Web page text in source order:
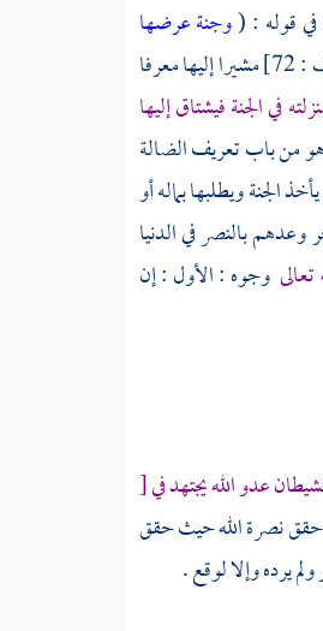
قوله : (وجنة عرضها
) [الزخرف : 72] مشيرا إليها معرفا
في الجنة فيشتاق إليها
من باب تعريف الضالة
من يأخذ الجنة ويطلبها بماله أو
بالنصر في الدنيا
وجوه : الأول : إن
عدو الله يجتهد في[
حقق نصرة الله حيث حقق
يرده وإلا لوقع .